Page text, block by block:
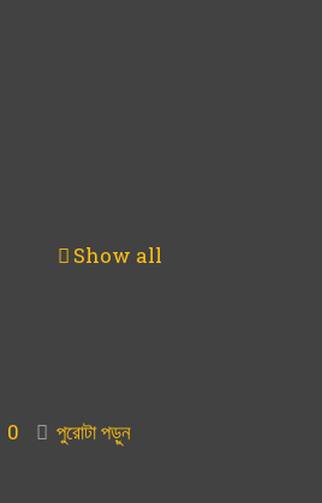
Show all
0 পুরোটা পড়ুন